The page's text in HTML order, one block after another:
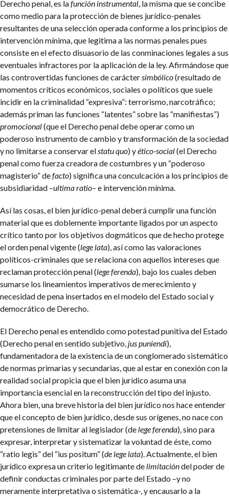
Derecho penal, es lafunción instrumental, la misma que se concibe
como medio para la protección de bienes jurídico-penales
resultantes de una selección operada conforme a los principios de
intervención mínima, que legitima a las normas penales pues
consiste en el efecto disuasorio de las conminaciones legales a sus
eventuales infractores por la aplicación de la ley. Afirmándose que
las controvertidas funciones de caráctersimbólico(resultado de
momentos críticos económicos, sociales o políticos que suele
incidir en la criminalidad “expresiva”: terrorismo, narcotráfico;
además priman las funciones “latentes” sobre las “manifiestas”)
promocional(que el Derecho penal debe operar como un
poderoso instrumento de cambio y transformación de la sociedad
y no limitarse a conservar elstatu quo) yético-social(el Derecho
penal como fuerza creadora de costumbres y un “poderoso
magisterio” defacto) significa una conculcación a los principios de
subsidiaridad –ultima ratio– e intervención mínima.
Así las cosas, el bien jurídico-penal deberá cumplir una función
material que es doblemente importante ligados por un aspecto
crítico tanto por los objetivos dogmáticos que de hecho protege
el orden penal vigente (lege lata), así como las valoraciones
políticos-criminales que se relaciona con aquellos intereses que
reclaman protección penal (lege ferenda), bajo los cuales deben
sumarse los lineamientos imperativos de merecimiento y
necesidad de pena insertados en el modelo del Estado social y
democrático de Derecho.
El Derecho penal es entendido como potestad punitiva del Estado
(Derecho penal en sentido subjetivo, jus puniendi),
fundamentadora de la existencia de un conglomerado sistemático
de normas primarias y secundarias, que al estar en conexión con la
realidad social propicia que el bien jurídico asuma una
importancia esencial en la reconstrucción del tipo del injusto.
Ahora bien, una breve historia del bien jurídico nos hace entender
que el concepto de bien jurídico, desde sus orígenes, no nace con
pretensiones de limitar al legislador (delege ferenda), sino para
expresar, interpretar y sistematizar la voluntad de éste, como
“ratio legis” del “ius positum” (de lege lata). Actualmente, el bien
jurídico expresa un criterio legitimante delimitacióndel poder de
definir conductas criminales por parte del Estado –y no
meramente interpretativa o sistemática-, y encausarlo a la